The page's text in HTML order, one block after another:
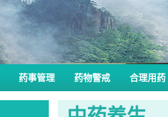
药事管理 药物警戒 合理用药